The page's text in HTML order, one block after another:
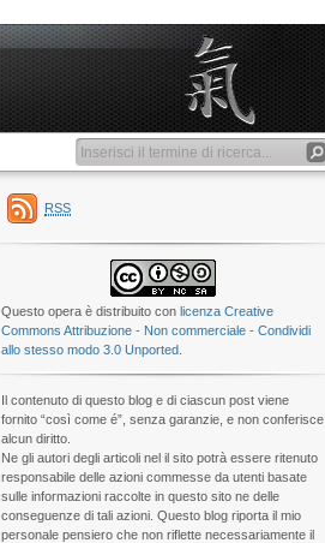
RSS
Questo opera è distribuito con licenza Creative
Commons Attribuzione - Non commerciale - Condividi
allo stesso modo 3.0 Unported
Il contenuto di questo blog e di ciascun post viene
fornito “così come é”, senza garanzie, e non conferisce
alcun diritto.
Ne gli autori degli articoli nel il sito potrà essere ritenuto
responsabile delle azioni commesse da utenti basate
sulle informazioni raccolte in questo sito ne delle
conseguenze di tali azioni. Questo blog riporta il mio
personale pensiero che non riflette necessariamente il